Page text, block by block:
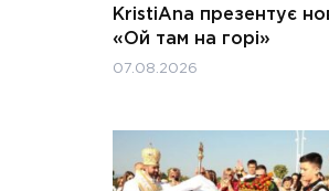
KristiAna презентує
«Ой там на горі»
07.08.2026